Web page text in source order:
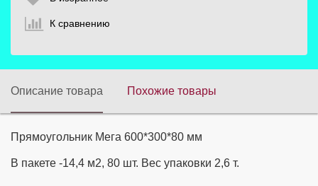
К сравнению
Описание товара Похожие товары
Прямоугольник Мега 600*300*80 мм
В пакете -14,4 м2, 80 шт. Вес упаковки 2,6 т.